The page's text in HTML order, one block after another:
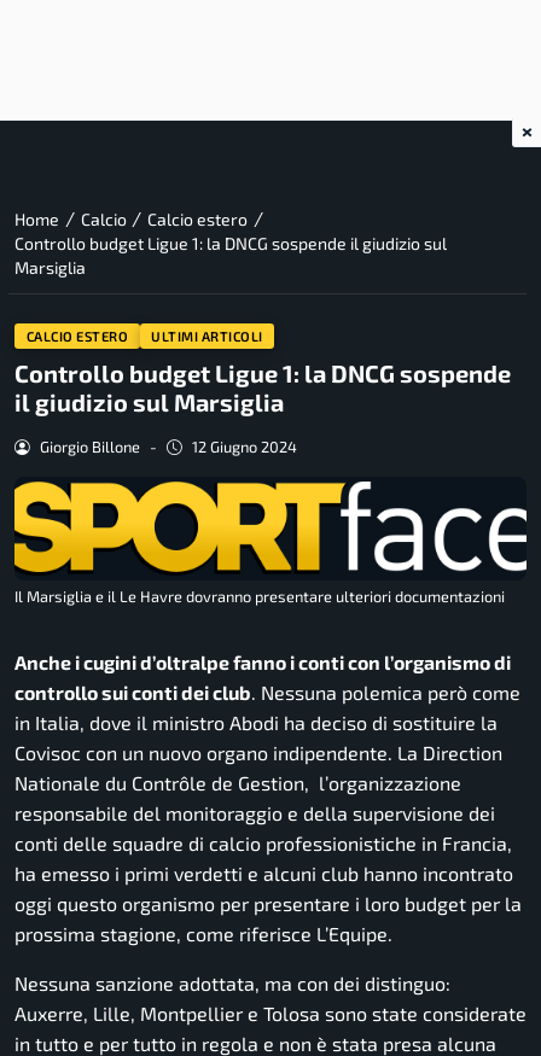
Home / Calcio / Calcio estero /
Controllo budget Ligue 1: la DNCG sospende il giudizio sul
Marsiglia
CALCIO ESTERO ULTIMI ARTICOLI
Controllo budget Ligue 1: la DNCG sospende
il giudizio sul Marsiglia
Giorgio Billone - 12 Giugno 2024
Il Marsiglia e il Le Havre dovranno presentare ulteriori documentazioni
Anche i cugini d’oltralpe fanno i conti con l’organismo di
controllo sui conti dei club . Nessuna polemica però come
in Italia, dove il ministro Abodi ha deciso di sostituire la
Covisoc con un nuovo organo indipendente. La Direction
Nationale du Contrôle de Gestion, l’organizzazione
responsabile del monitoraggio e della supervisione dei
conti delle squadre di calcio professionistiche in Francia,
ha emesso i primi verdetti e alcuni club hanno incontrato
oggi questo organismo per presentare i loro budget per la
prossima stagione, come riferisce L’Equipe.
Nessuna sanzione adottata, ma con dei distinguo:
Auxerre, Lille, Montpellier e Tolosa sono state considerate
in tutto e per tutto in regola e non è stata presa alcuna
×